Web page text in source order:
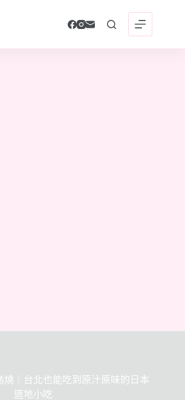
燒｜台北也能吃到原汁原味的日本
道地小吃